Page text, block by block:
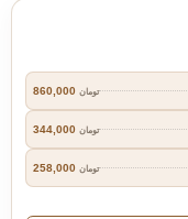
860,000 تومان
344,000 تومان
258,000 تومان